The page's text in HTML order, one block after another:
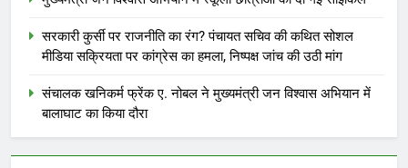
सरकारी कुर्सी पर राजनीति का रंग? पंचायत सचिव की कथित सोशल
मीडिया सक्रियता पर कांग्रेस का हमला, निष्पक्ष जांच की उठी मांग
संचालक खनिकर्म फ्रेंक ए. नोबल ने मुख्यमंत्री जन विश्वास अभियान में
बालाघाट का किया दौरा